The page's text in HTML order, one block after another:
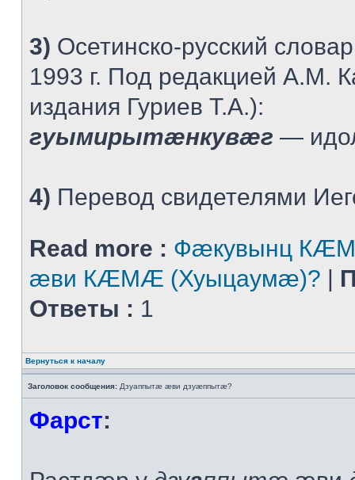
3) Осетинско-русский
1993 г. Под редакцией А.М.
издания Гуриев Т.А.):
гуымирытæнкувæг —
4) Перевод свидетелями
Read more : Фæкувынц
æви КÆМÆ (Хуыцаумæ)? |
Ответы : 1
Вернуться к началу
Заголовок сообщения: Дзуаппытæ æви дзуæппытæ?
Фарст: